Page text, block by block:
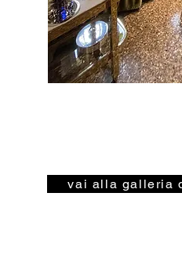
vai alla galleria